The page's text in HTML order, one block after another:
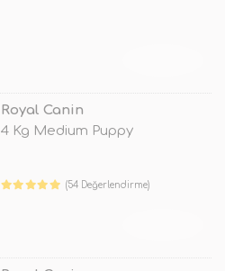
Royal Canin
4 Kg Medium Puppy
(54 Değerlendirme)